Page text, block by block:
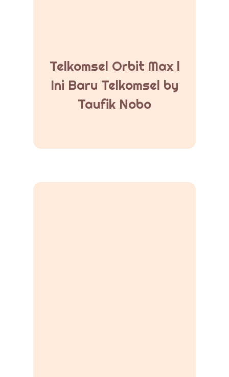
Telkomsel Orbit Max l
Ini Baru Telkomsel by
Taufik Nobo